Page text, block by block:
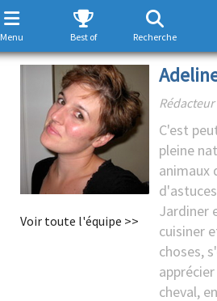
Menu Best of Recherche
Voir toute l'équipe >>
C'est
pleine
animaux
Jardiner
cuisiner
choses,
cheval,